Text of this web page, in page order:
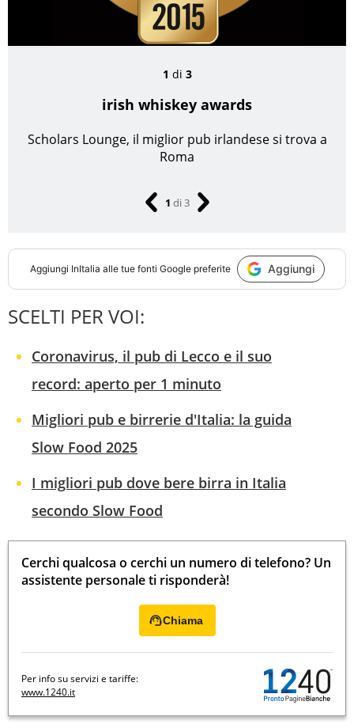
1 di 3
irish whiskey awards
Scholars Lounge, il miglior pub irlandese si trova a
Roma
1 di3
Aggiungi InItalia alle tue fonti Google preferite Aggiungi
SCELTI PER VOI:
Coronavirus, il pub di Lecco e il suo
record: aperto per 1 minuto
Migliori pub e birrerie d'Italia: la guida
Slow Food 2025
I migliori pub dove bere birra in Italia
secondo Slow Food
Cerchi qualcosa o cerchi un numero di telefono? Un
assistente personale ti risponderà!
Chiama
Per info su servizi e tariffe:
www.1240.it